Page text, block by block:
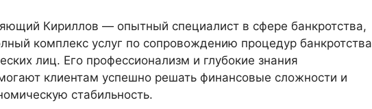
Кириллов — опытный специалист в сфере банкротства,
комплекс услуг по сопровождению процедур банкротства
лиц. Его профессионализм и глубокие знания
клиентам успешно решать финансовые сложности и
стабильность.